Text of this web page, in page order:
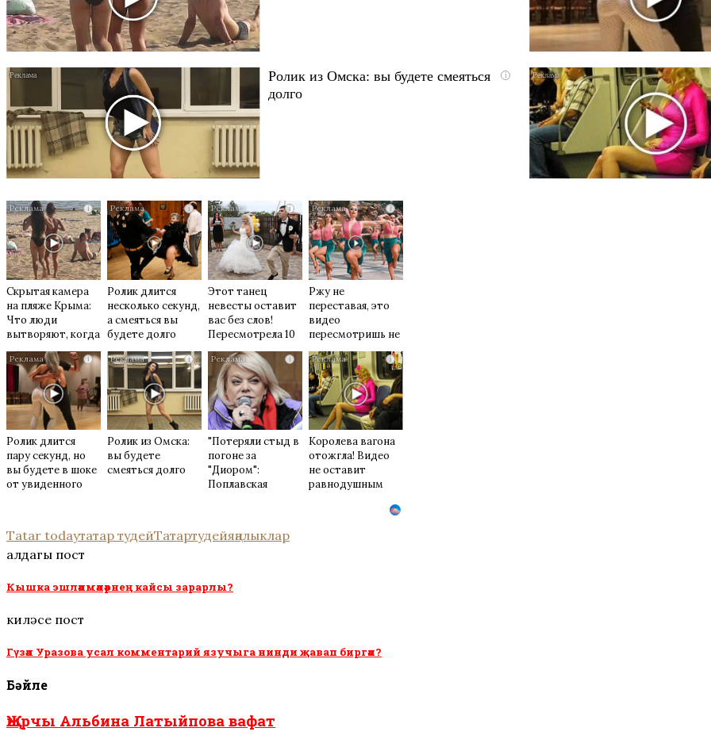
i
Ролик из Омска: вы будете смеяться
долго
i
Скрытая камера
на пляже Крыма:
Что люди
вытворяют, когда
их не видят...
i
Ролик длится
несколько секунд,
а смеяться вы
будете долго
i
Этот танец
невесты оставит
вас без слов!
Пересмотрела 10
раз
i
Ржу не
переставая, это
видео
пересмотришь не
раз
i
Ролик длится
пару секунд, но
вы будете в шоке
от увиденного
i
Ролик из Омска:
вы будете
смеяться долго
i
"Потеряли стыд в
погоне за
"Диором":
Поплавская
i
Королева вагона
отожгла! Видео
не оставит
равнодушным
Tatar todayтатар тудейТатартудейяңалыклар
алдагы пост
Кышка эшләнмәләрнең кайсы зарарлы?
киләсе пост
Гүзәл Уразова усал комментарий язучыга нинди җавап биргән?
Бәйле
Җырчы Альбина Латыйпова вафат